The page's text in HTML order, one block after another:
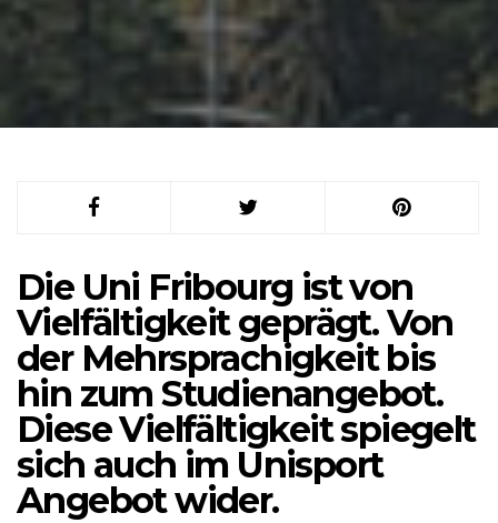
Die Uni Fribourg ist von
Vielfältigkeit geprägt. Von
der Mehrsprachigkeit bis
hin zum Studienangebot.
Diese Vielfältigkeit spiegelt
sich auch im Unisport
Angebot wider.